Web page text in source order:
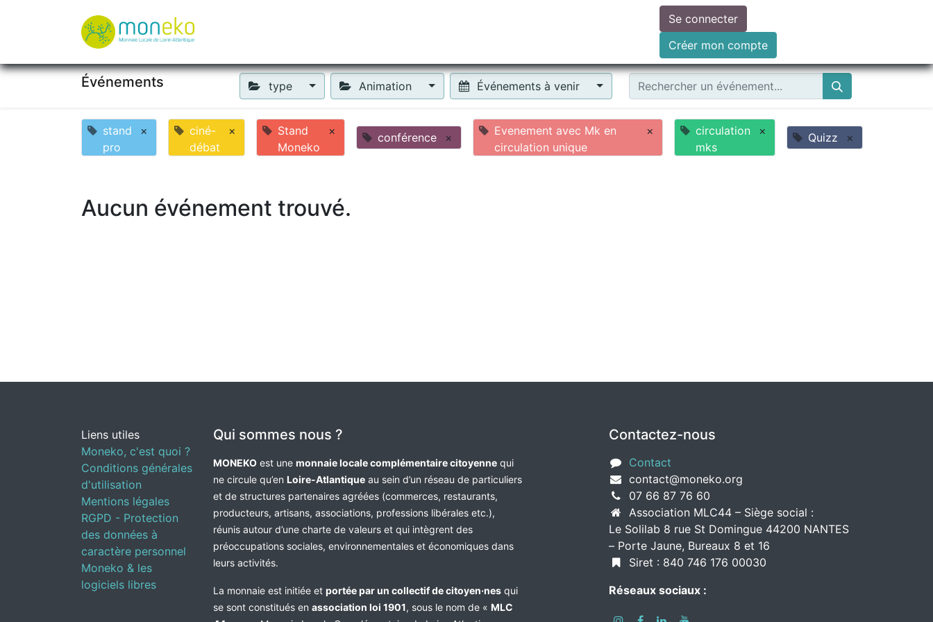
Faire un don
Se connecter
Créer mon compte
Événements type Animation Événements à venir
stand
pro
×
ciné-
débat
×
Stand
Moneko
× conférence ×
Evenement avec Mk en
circulation unique
×
circulation
mks
× Quizz ×
Aucun événement trouvé.
Liens utiles
Moneko, c'est quoi ?
Conditions générales
d'utilisation
Mentions légales
RGPD - Protection
des données à
caractère personnel
Moneko & les
logiciels libres
Qui sommes nous ?
MONEKO est une monnaie locale complémentaire citoyenne qui
ne circule qu’en Loire-Atlantique au sein d’un réseau de particuliers
et de structures partenaires agréées (commerces, restaurants,
producteurs, artisans, associations, professions libérales etc.),
réunis autour d’une charte de valeurs et qui intègrent des
préoccupations sociales, environnementales et économiques dans
leurs activités.
La monnaie est initiée et portée par un collectif de citoyen·nes qui
se sont constitués en association loi 1901, sous le nom de « MLC
Contactez-nous
Contact
contact@moneko.org
07 66 87 76 60
Association MLC44 – Siège social :
Le Solilab 8 rue St Domingue 44200 NANTES
– Porte Jaune, Bureaux 8 et 16
Siret : 840 746 176 00030
Réseaux sociaux :